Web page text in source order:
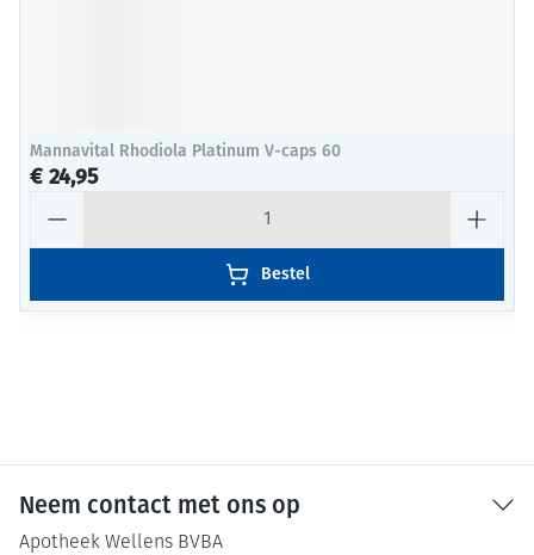
Mannavital Rhodiola Platinum V-caps 60
€ 24,95
Bestel
Neem contact met ons op
Apotheek Wellens BVBA